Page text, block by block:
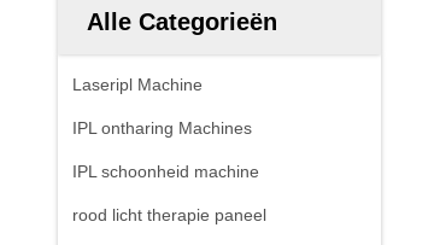
Alle Categorieën
Laseripl Machine
IPL ontharing Machines
IPL schoonheid machine
rood licht therapie paneel